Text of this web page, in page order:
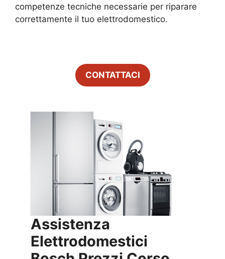
competenze tecniche necessarie per riparare
correttamente il tuo elettrodomestico.
CONTATTACI
Assistenza
Elettrodomestici